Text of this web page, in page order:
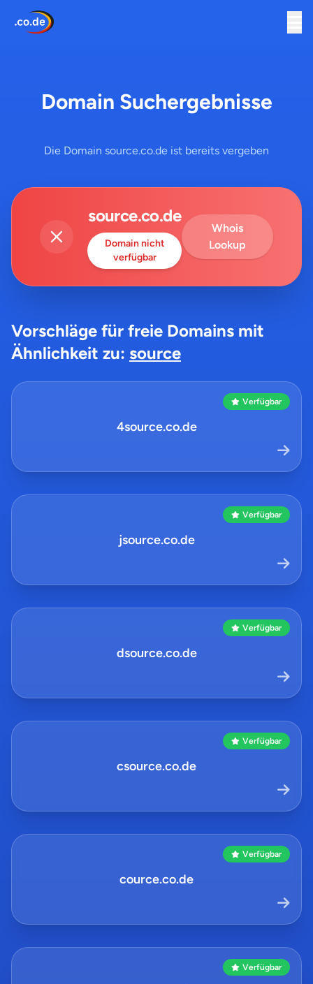
Domain Suchergebnisse
Die Domain source.co.de ist bereits vergeben
source.co.de
Domain nicht
verfügbar
Whois
Lookup
Vorschläge für freie Domains mit
Ähnlichkeit zu: source
Verfügbar
4source.co.de
Verfügbar
jsource.co.de
Verfügbar
dsource.co.de
Verfügbar
csource.co.de
Verfügbar
cource.co.de
Verfügbar